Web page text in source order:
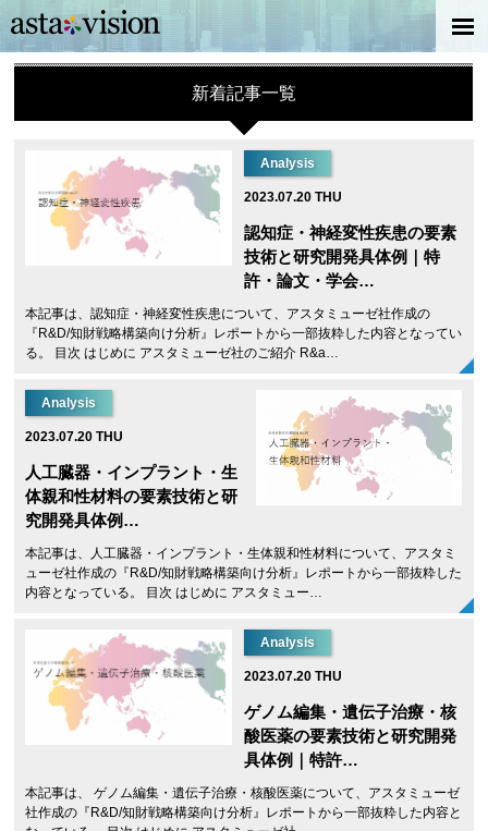
新着記事一覧
Analysis
2023.07.20 THU
認知症・神経変性疾患の要素
技術と研究開発具体例｜特
許・論文・学会…
本記事は、認知症・神経変性疾患について、アスタミューゼ社作成の
『R&D/知財戦略構築向け分析』レポートから一部抜粋した内容となってい
る。 目次 はじめに アスタミューゼ社のご紹介 R&a…
Analysis
2023.07.20 THU
人工臓器・インプラント・生
体親和性材料の要素技術と研
究開発具体例…
本記事は、人工臓器・インプラント・生体親和性材料について、アスタミ
ューゼ社作成の『R&D/知財戦略構築向け分析』レポートから一部抜粋した
内容となっている。 目次 はじめに アスタミュー…
Analysis
2023.07.20 THU
ゲノム編集・遺伝子治療・核
酸医薬の要素技術と研究開発
具体例｜特許…
本記事は、 ゲノム編集・遺伝子治療・核酸医薬について、アスタミューゼ
社作成の『R&D/知財戦略構築向け分析』レポートから一部抜粋した内容と